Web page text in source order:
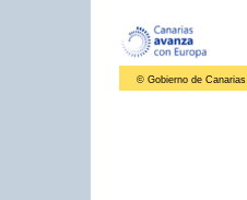
© Gobierno de Canarias